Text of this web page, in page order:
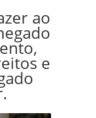
ao
e